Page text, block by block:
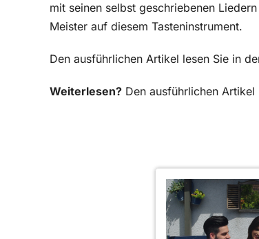
mit seinen selbst geschriebenen
Meister auf diesem Tasteninstrument.
Den ausführlichen Artikel lesen Sie in
Weiterlesen? Den ausführlichen